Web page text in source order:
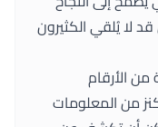
لا يُلقي الكثيرون
الأرقام
من المعلومات